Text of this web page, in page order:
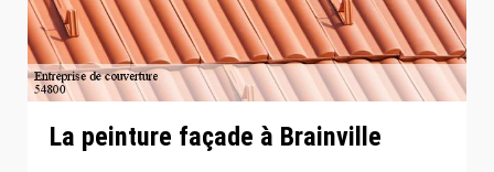
La peinture façade à Brainville